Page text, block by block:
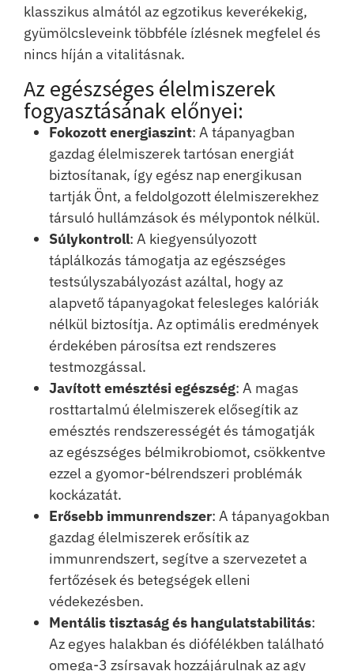
klasszikus almától az egzotikus keverékekig,
gyümölcsleveink többféle ízlésnek megfelel és
nincs híján a vitalitásnak.
Az egészséges élelmiszerek
fogyasztásának előnyei:
Fokozott energiaszint: A tápanyagban
gazdag élelmiszerek tartósan energiát
biztosítanak, így egész nap energikusan
tartják Önt, a feldolgozott élelmiszerekhez
társuló hullámzások és mélypontok nélkül.
Súlykontroll: A kiegyensúlyozott
táplálkozás támogatja az egészséges
testsúlyszabályozást azáltal, hogy az
alapvető tápanyagokat felesleges kalóriák
nélkül biztosítja. Az optimális eredmények
érdekében párosítsa ezt rendszeres
testmozgással.
Javított emésztési egészség: A magas
rosttartalmú élelmiszerek elősegítik az
emésztés rendszerességét és támogatják
az egészséges bélmikrobiomot, csökkentve
ezzel a gyomor-bélrendszeri problémák
kockázatát.
Erősebb immunrendszer: A tápanyagokban
gazdag élelmiszerek erősítik az
immunrendszert, segítve a szervezetet a
fertőzések és betegségek elleni
védekezésben.
Mentális tisztaság és hangulatstabilitás:
Az egyes halakban és diófélékben található
omega-3 zsírsavak hozzájárulnak az agy